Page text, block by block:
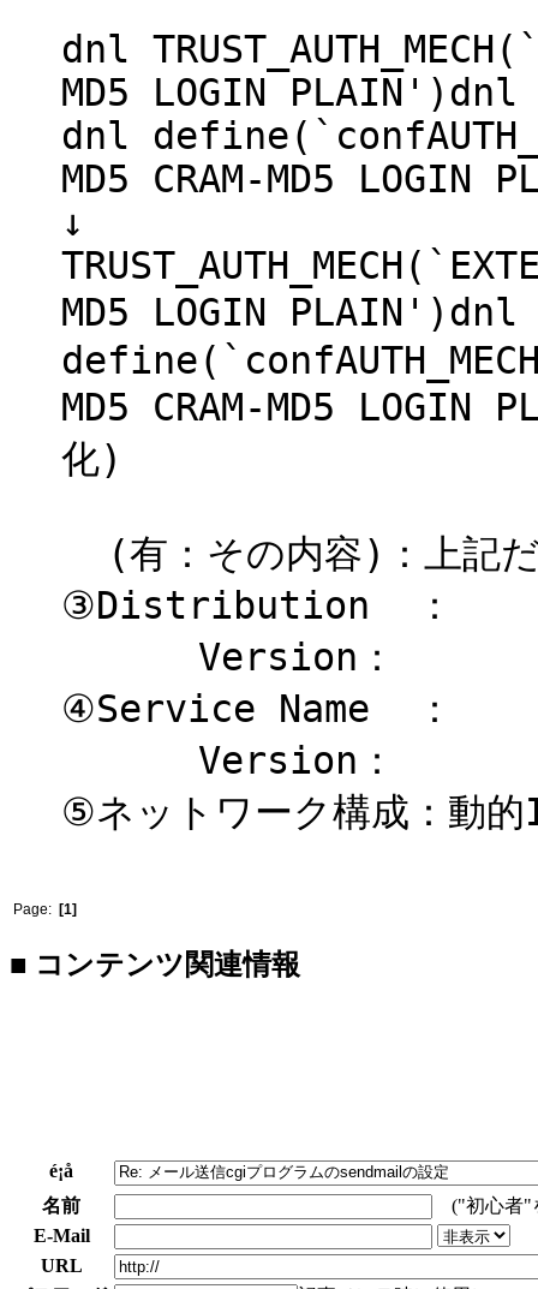
dnl
MD5 LOGIN PLAIN')dnl
dnl
MD5 CRAM-MD5 LOGIN
↓
MD5 LOGIN PLAIN')dnl
MD5 CRAM-MD5
化)
(有：その内容)：上記
③Distribution ：
Version：
④Service Name ：
Version：
⑤ネットワーク構成：動
Page: [1]
■ コンテンツ関連情報
é¡å
名前
("初心者"
E-Mail
URL